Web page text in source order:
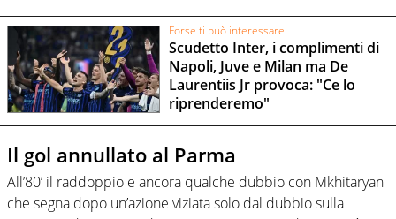
Forse ti può interessare
Scudetto Inter, i complimenti di
Napoli, Juve e Milan ma De
Laurentiis Jr provoca: "Ce lo
riprenderemo"
Il gol annullato al Parma
All’80’ il raddoppio e ancora qualche dubbio con Mkhitaryan
che segna dopo un’azione viziata solo dal dubbio sulla